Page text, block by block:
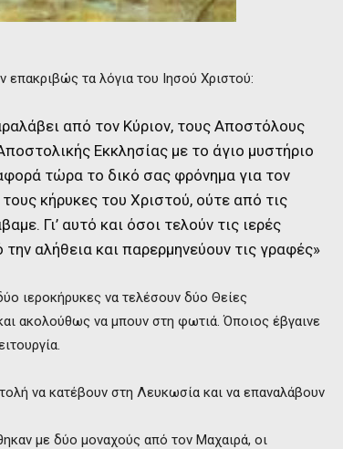
επακριβώς τα λόγια του Ιησού Χριστού:
από τον Κύριον, τους Αποστόλους
Εκκλησίας με το άγιο μυστήριο
τώρα το δικό σας φρόνημα για τον
κήρυκες του Χριστού, ούτε από τις
Γι’ αυτό και όσοι τελούν τις ιερές
αλήθεια και παρερμηνεύουν τις γραφές»
ιεροκήρυκες να τελέσουν δύο Θείες
ακολούθως να μπουν στη φωτιά. Όποιος έβγαινε
να κατέβουν στη Λευκωσία και να επαναλάβουν
με δύο μοναχούς από τον Μαχαιρά, οι